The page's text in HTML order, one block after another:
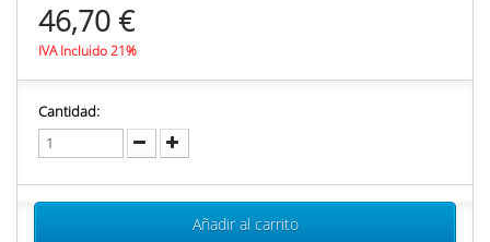
46,70 €
IVA Incluido 21%
Cantidad:
Añadir al carrito